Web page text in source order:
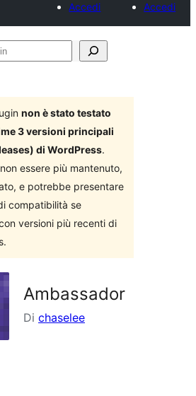
Accedi
Accedi
non è stato testato
3 versioni principali
di WordPress.
essere più mantenuto,
e potrebbe presentare
compatibilità se
versioni più recenti di
Ambassador
Di chaselee